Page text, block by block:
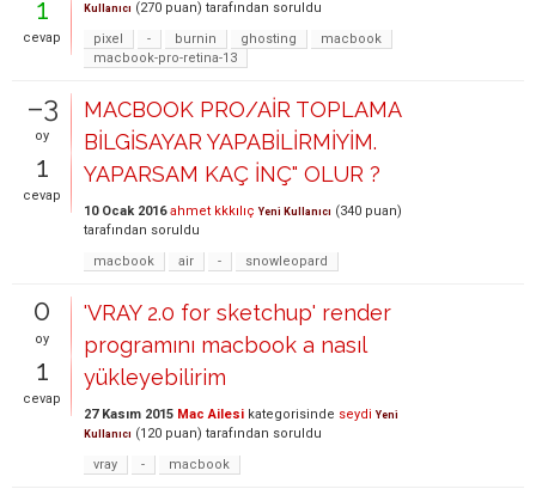
1
cevap
Kullanıcı (270 puan) tarafından soruldu
pixel
- burnin ghosting
macbook
macbook-pro-retina-13
–3
oy
1
cevap
MACBOOK PRO/AİR TOPLAMA
BİLGİSAYAR YAPABİLİRMİYİM.
YAPARSAM KAÇ İNÇ" OLUR ?
10 Ocak 2016 ahmet kkkılıç Yeni Kullanıcı (340 puan)
tarafından soruldu
macbook
air - snowleopard
0
oy
1
cevap
'VRAY 2.0 for sketchup' render
programını macbook a nasıl
yükleyebilirim
27 Kasım 2015 Mac Ailesi kategorisinde seydi Yeni
Kullanıcı (120 puan) tarafından soruldu
vray
- macbook